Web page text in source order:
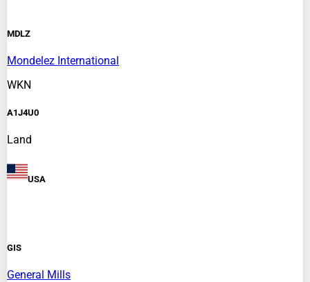
MDLZ
Mondelez International
WKN
A1J4U0
Land
USA
GIS
General Mills